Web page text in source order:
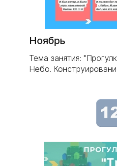
Ноябрь
Тема занятия:
Небо.